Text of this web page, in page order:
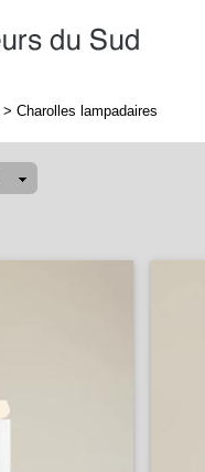
> Charolles lampadaires